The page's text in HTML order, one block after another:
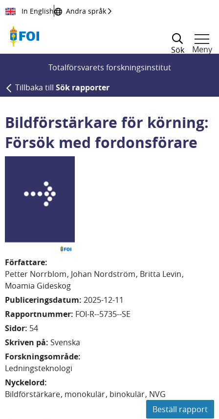
Till innehållet
In English Andra språk
Sök
Meny
Totalförsvarets forskningsinstitut
Tillbaka till Sök rapporter
Bildförstärkare för körning:
Försök med fordonsförare
Författare:
Petter Norrblom Johan Nordström Britta Levin
Moamia Gideskog
Publiceringsdatum: 2025-12-11
Rapportnummer: FOI-R--5735--SE
Sidor: 54
Skriven på: Svenska
Forskningsområde:
Ledningsteknologi
Nyckelord:
Bildförstärkare monokulär binokulär NVG
Beställ rapport